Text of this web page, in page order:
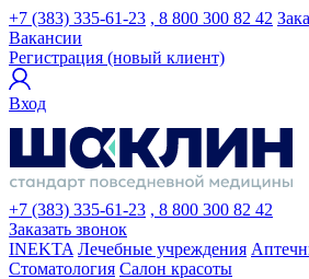
+7 (383) 335-61-23 , 8 800 300 82 42
Вакансии
Регистрация (новый клиент)
Вход
+7 (383) 335-61-23 , 8 800 300 82 42
Заказать звонок
INEKTA Лечебные учреждения
Стоматология Салон красоты